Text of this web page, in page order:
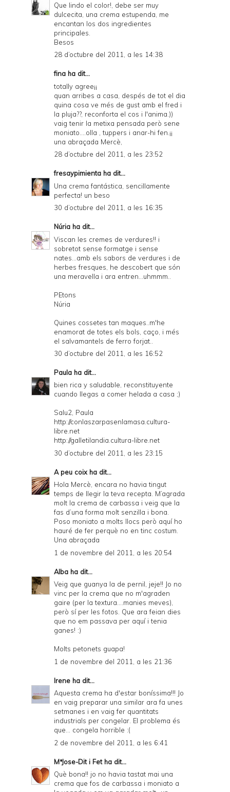
Que lindo el color!, debe ser muy
dulcecita, una crema estupenda, me
encantan los dos ingredientes
principales.
Besos
28 d’octubre del 2011, a les 14:38
fina ha dit...
totally agree¡¡
quan arribes a casa, despés de tot el dia
quina cosa ve més de gust amb el fred i
la pluja??, reconforta el cos i l'anima.))
vaig tenir la metixa pensada però sene
moniato....olla , tuppers i anar-hi fen.¡¡
una abraçada Mercè,
28 d’octubre del 2011, a les 23:52
fresaypimienta ha dit...
Una crema fantástica, sencillamente
perfecta! un beso
30 d’octubre del 2011, a les 16:35
Núria ha dit...
Viscan les cremes de verdures!! i
sobretot sense formatge i sense
nates...amb els sabors de verdures i de
herbes fresques, he descobert que són
una meravella i ara entren...uhmmm..
PEtons
Núria
Quines cossetes tan maques..m'he
enamorat de totes els bols, caço, i més
el salvamantels de ferro forjat..
30 d’octubre del 2011, a les 16:52
Paula ha dit...
bien rica y saludable, reconstituyente
cuando llegas a comer helada a casa ;)
Salu2, Paula
http://conlaszarpasenlamasa.cultura-
libre.net
http://galletilandia.cultura-libre.net
30 d’octubre del 2011, a les 23:15
A peu coix ha dit...
Hola Mercè, encara no havia tingut
temps de llegir la teva recepta. M’agrada
molt la crema de carbassa i veig que la
fas d’una forma molt senzilla i bona.
Poso moniato a molts llocs però aquí ho
hauré de fer perquè no en tinc costum.
Una abraçada
1 de novembre del 2011, a les 20:54
Alba ha dit...
Veig que guanya la de pernil, jeje!! Jo no
vinc per la crema que no m'agraden
gaire (per la textura....manies meves),
però sí per les fotos. Que ara feian dies
que no em passava per aquí i tenia
ganes! :)
Molts petonets guapa!
1 de novembre del 2011, a les 21:36
Irene ha dit...
Aquesta crema ha d'estar boníssima!!! Jo
en vaig preparar una similar ara fa unes
setmanes i en vaig fer quantitats
industrials per congelar. El problema és
que... congela horrible :(
2 de novembre del 2011, a les 6:41
MªJose-Dit i Fetha dit...
Què bona!! jo no havia tastat mai una
crema que fos de carbassa i moniato a